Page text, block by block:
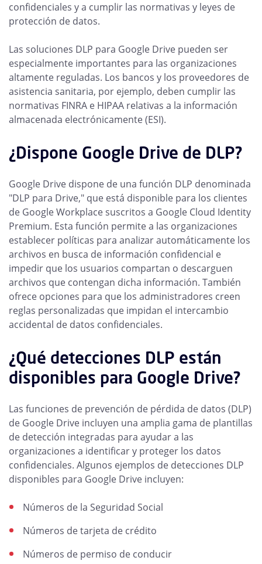
confidenciales y a cumplir las normativas y leyes de
protección de datos.
Las soluciones DLP para Google Drive pueden ser
especialmente importantes para las organizaciones
altamente reguladas. Los bancos y los proveedores de
asistencia sanitaria, por ejemplo, deben cumplir las
normativas FINRA e HIPAA relativas a la información
almacenada electrónicamente (ESI).
¿Dispone Google Drive de DLP?
Google Drive dispone de una función DLP denominada
"DLP para Drive," que está disponible para los clientes
de Google Workplace suscritos a Google Cloud Identity
Premium. Esta función permite a las organizaciones
establecer políticas para analizar automáticamente los
archivos en busca de información confidencial e
impedir que los usuarios compartan o descarguen
archivos que contengan dicha información. También
ofrece opciones para que los administradores creen
reglas personalizadas que impidan el intercambio
accidental de datos confidenciales.
¿Qué detecciones DLP están
disponibles para Google Drive?
Las funciones de prevención de pérdida de datos (DLP)
de Google Drive incluyen una amplia gama de plantillas
de detección integradas para ayudar a las
organizaciones a identificar y proteger los datos
confidenciales. Algunos ejemplos de detecciones DLP
disponibles para Google Drive incluyen:
Números de la Seguridad Social
Números de tarjeta de crédito
Números de permiso de conducir